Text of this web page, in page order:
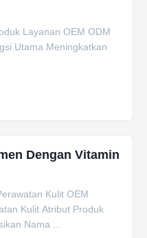
Layanan OEM ODM
Utama Meningkatkan
Dengan Vitamin
Kulit OEM
Kulit Atribut Produk
Nama ...